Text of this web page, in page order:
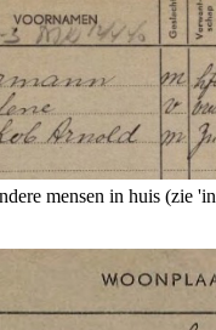
mensen in huis (zie